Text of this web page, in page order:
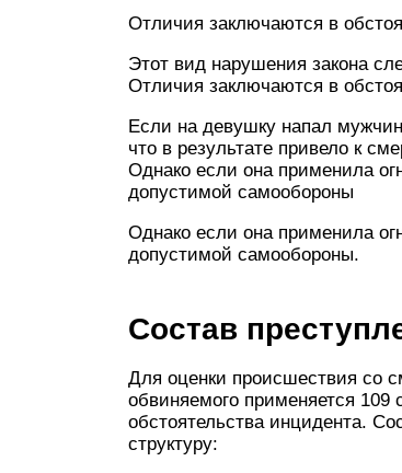
Отличия заключаются в
Этот вид нарушения закона
Отличия заключаются в
Если на девушку напал
что в результате привело к
Однако если она применила
допустимой самообороны
Однако если она применила
допустимой самообороны.
Состав
Для оценки происшествия со
обвиняемого применяется
обстоятельства инцидента.
структуру: